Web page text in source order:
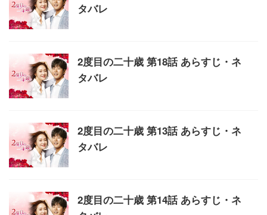
タバレ
2度目の二十歳 第18話 あらすじ・ネ
タバレ
2度目の二十歳 第13話 あらすじ・ネ
タバレ
2度目の二十歳 第14話 あらすじ・ネ